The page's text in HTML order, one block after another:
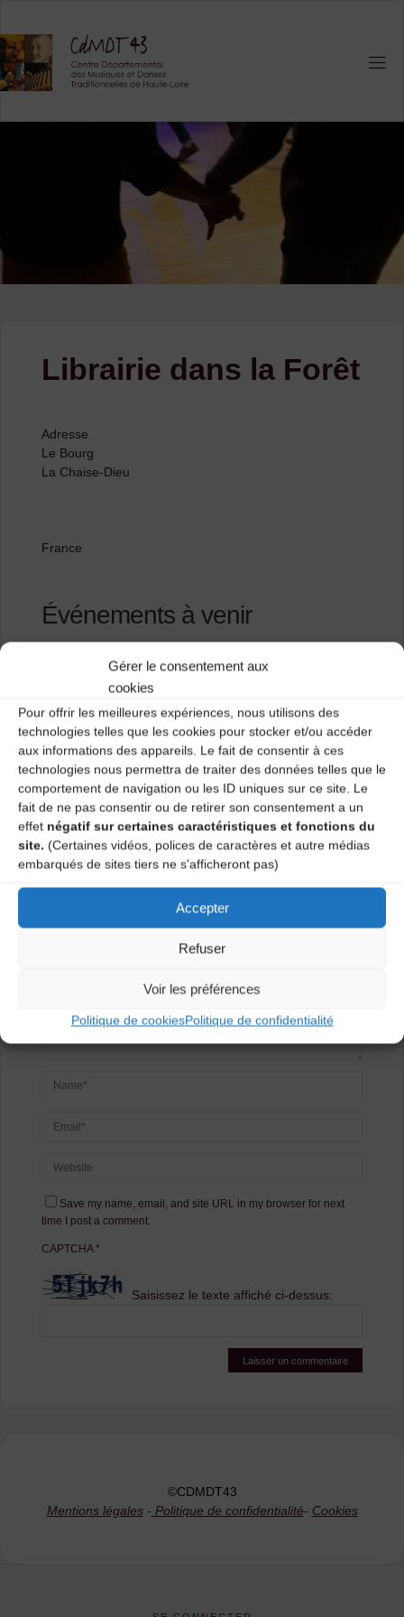
Gérer le consentement aux
cookies
Pour offrir les meilleures expériences, nous utilisons des
technologies telles que les cookies pour stocker et/ou accéder
aux informations des appareils. Le fait de consentir à ces
technologies nous permettra de traiter des données telles que le
comportement de navigation ou les ID uniques sur ce site. Le
fait de ne pas consentir ou de retirer son consentement a un
effet négatif sur certaines caractéristiques et fonctions du
site. (Certaines vidéos, polices de caractères et autre médias
embarqués de sites tiers ne s'afficheront pas)
Accepter
Refuser
Voir les préférences
Politique de cookiesPolitique de confidentialité
content
Librairie dans la Forêt
Adresse
Le Bourg
La Chaise-Dieu
France
Événements à venir
<li>Aucun événement à cet emplacement</li>
Le Bourg
Laisser un
commentaire
obligatoires sont indiqués avec*
Save my name, email, and site URL in my browser for next
time I post a comment.
CAPTCHA*
Saisissez le texte affiché ci-dessus:
©CDMDT43
Mentions légales- Politique de confidentialité- Cookies